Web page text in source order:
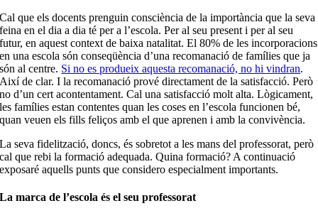
Cal que els docents prenguin consciència de la importància que la seva
feina en el dia a dia té per a l’escola. Per al seu present i per al seu
futur, en aquest context de baixa natalitat. El 80% de les incorporacions
en una escola són conseqüència d’una recomanació de famílies que ja
són al centre. Si no es produeix aquesta recomanació, no hi vindran.
Així de clar. I la recomanació prové directament de la satisfacció. Però
no d’un cert acontentament. Cal una satisfacció molt alta. Lògicament,
les famílies estan contentes quan les coses en l’escola funcionen bé,
quan veuen els fills feliços amb el que aprenen i amb la convivència.
La seva fidelització, doncs, és sobretot a les mans del professorat, però
cal que rebi la formació adequada. Quina formació? A continuació
exposaré aquells punts que considero especialment importants.
La marca de l’escola és el seu professorat